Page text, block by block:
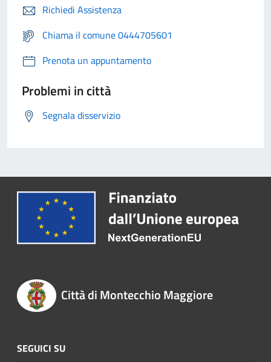
Richiedi Assistenza
Chiama il comune 0444705601
Prenota un appuntamento
Problemi in città
Segnala disservizio
Città di Montecchio Maggiore
SEGUICI SU